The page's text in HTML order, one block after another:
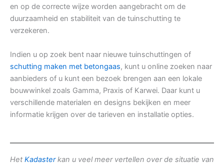
en op de correcte wijze worden aangebracht om de
duurzaamheid en stabiliteit van de tuinschutting te
verzekeren.
Indien u op zoek bent naar nieuwe tuinschuttingen of
schutting maken met betongaas, kunt u online zoeken naar
aanbieders of u kunt een bezoek brengen aan een lokale
bouwwinkel zoals Gamma, Praxis of Karwei. Daar kunt u
verschillende materialen en designs bekijken en meer
informatie krijgen over de tarieven en installatie opties.
Het Kadasterkan u veel meer vertellen over de situatie van